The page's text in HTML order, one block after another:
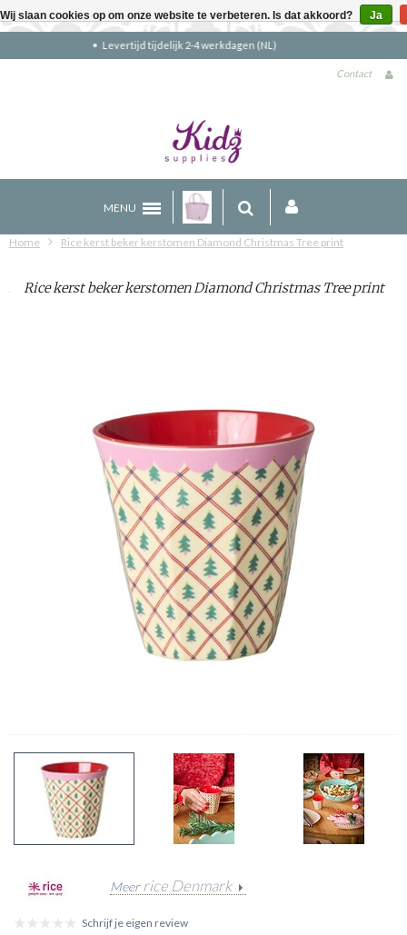
Gratis verzending boven €90 (NL)
Contact
MENU
Home Rice kerst beker kerstomen Diamond Christmas Tree print
Rice kerst beker kerstomen Diamond Christmas Tree print
Meerrice Denmark
Schrijf je eigen review
Wij slaan cookies op om onze website te verbeteren. Is dat akkoord? Ja